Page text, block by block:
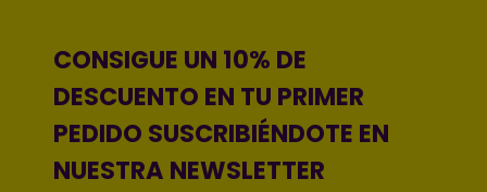
CONSIGUE UN 10% DE
DESCUENTO EN TU PRIMER
PEDIDO SUSCRIBIÉNDOTE EN
NUESTRA NEWSLETTER